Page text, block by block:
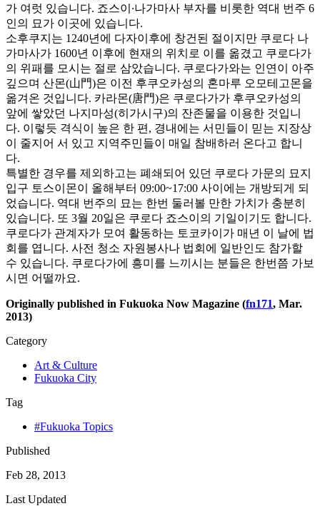
가 여럿 있습니다. 죠스이∙나가마사 부자를 비롯한 역대 번주 6
인의 묘가 이곳에 있습니다.
소후쿠지는 1240년에 다자이후에 창건된 절이지만 쿠로다 나
가마사가 1600년 이후에 현재의 위치로 이를 옮겼고 쿠로다가
의 위패를 모시는 절로 삼았습니다. 쿠로다가와는 인연이 아주
깊으며 산몬(山門)은 이전 후쿠오카성의 혼마루 오모테고몬을
옮겨온 것입니다. 카라몬(唐門)은 쿠로다가가 후쿠오카성의
앞에 쌓았던 나지마성(히가시구)의 잔존물을 이용한 것입니
다. 이렇듯 격식이 높은 한 편, 경내에는 서민들이 믿는 지장상
이 줄지어 서 있고 지역주민들이 매일 참배하러 온다고 합니
다.
특별한 경우를 제외하고는 폐쇄되어 있던 쿠로다 가문의 묘지
입구 토스이몬이 올해부터 09:00~17:00 사이에는 개방되게 되
었습니다. 역대 번주의 묘는 한번 둘러볼 만한 가치가 충분히
있습니다. 또 3월 20일은 쿠로다 죠스이의 기일이기도 합니다.
쿠로다가 관계자가 모여 활동하는 토코카이가 매년 이 날에 법
회를 엽니다. 사전 청소 자원봉사나 법회에 일반인도 참가할
수 있습니다. 쿠로다가에 흥미를 느끼시는 분들은 한번쯤 가보
시면 어떨까요.
Originally published in Fukuoka Now Magazine (fn171, Mar.
2013)
Category
Art & Culture
Fukuoka City
Tag
#Fukuoka Topics
Published
Feb 28, 2013
Last Updated